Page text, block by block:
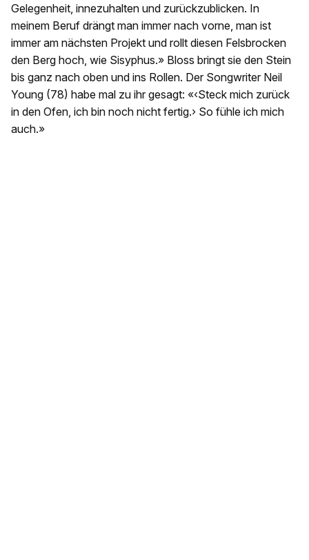
Gelegenheit, innezuhalten und zurückzublicken. In
meinem Beruf drängt man immer nach vorne, man ist
immer am nächsten Projekt und rollt diesen Felsbrocken
den Berg hoch, wie Sisyphus.» Bloss bringt sie den Stein
bis ganz nach oben und ins Rollen. Der Songwriter Neil
Young (78) habe mal zu ihr gesagt: «‹Steck mich zurück
in den Ofen, ich bin noch nicht fertig.› So fühle ich mich
auch.»